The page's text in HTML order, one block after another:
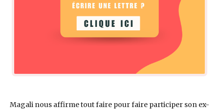
Magali nous affirme tout faire pour faire participer son ex-